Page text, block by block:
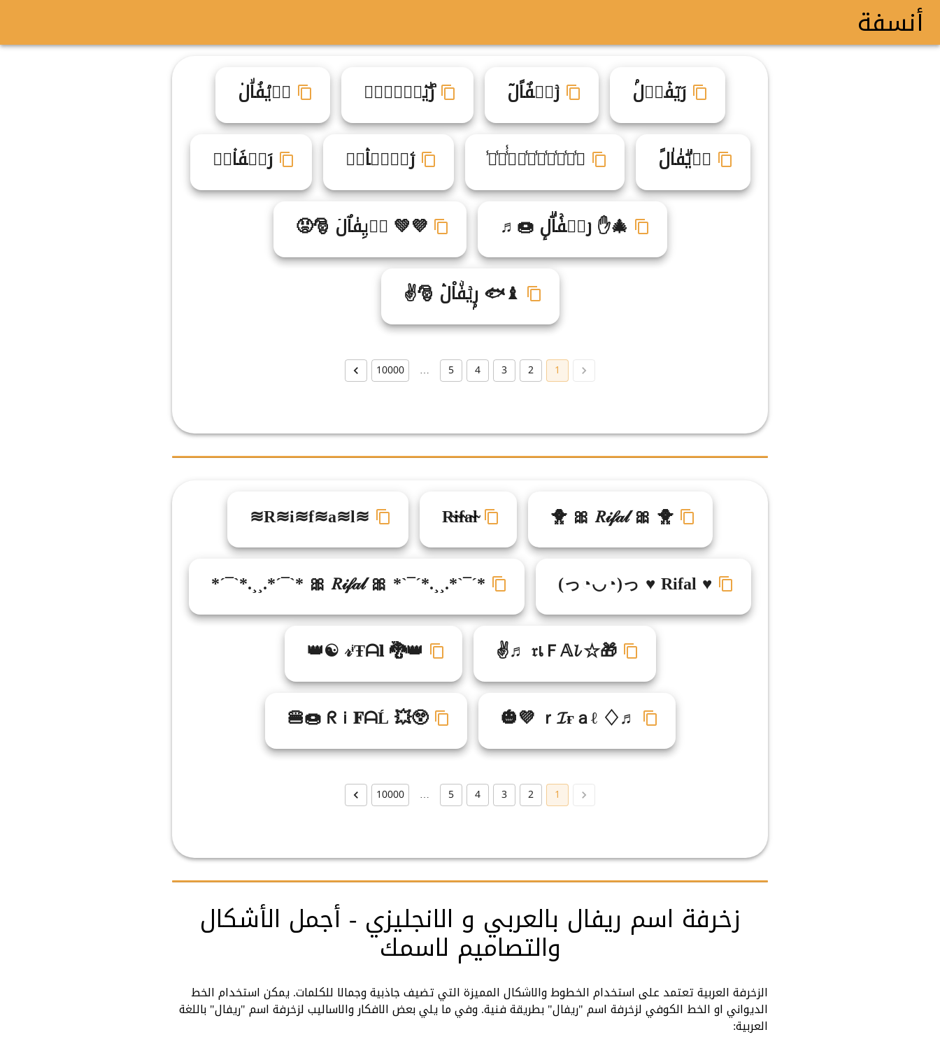
أنسفة
رَيٓفۛاࣳلۢ رۡيࣺفٌاًلٓ رۖيۛفࣻاࣻلࣳ رࣵيۘفُاۙل۟
رࣼيۗفٰاٰلً ر̾ࣷ̾ي̾۬̾ف̾ۖ̾اِ̾̾ل̾ۤ̾ رۧيࣾفࣸاۛلࣹ رَيࣾفَا۫لࣹ
🎄✋ رۤيࣴفۚاۗلٕ 🍩♬ 💜💚 رࣼيِف۟اٌلۤ 🎅😡
♝🐟 رۭيۡفۨاْلۛ 🎅✌
1
2
3
4
5
…
10000
🐥 🎀 𝑅𝒾𝒻𝒶𝓁 🎀 🐥
R̴i̴f̴a̴l̴
≋R≋i≋f≋a≋l≋
(っ◔◡◔)っ ♥ Rifal ♥
*´¯`*.¸¸.*´¯`* 🎀 𝑅𝒾𝒻𝒶𝓁 🎀 *`¯´*.¸¸.*`¯´*
✌♬ 𝔯เＦ𝔸𝓵 ☆🎁
👑☯ 𝓇ᶤŦᗩ𝐥 🐉👑
🎃💜 ｒ𝓘ғａℓ ♢♬
🍔🍩 ᖇｉ𝐅ᗩĹ 💥😲
1
2
3
4
5
…
10000
زخرفة اسم ريفال بالعربي و الانجليزي - أجمل الأشكال
والتصاميم لاسمك
الزخرفة العربية تعتمد على استخدام الخطوط والاشكال المميزة التي تضيف جاذبية وجمالا للكلمات. يمكن استخدام الخط
الديواني او الخط الكوفي لزخرفة اسم "ريفال" بطريقة فنية. وفي ما يلي بعض الافكار والاساليب لزخرفة اسم "ريفال" باللغة
العربية: